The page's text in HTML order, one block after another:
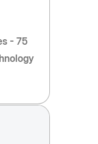
- 75